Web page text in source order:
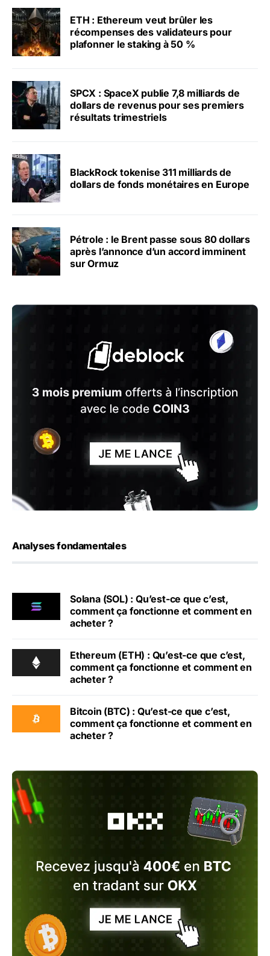
ETH : Ethereum veut brûler les
récompenses des validateurs pour
plafonner le staking à 50 %
SPCX : SpaceX publie 7,8 milliards de
dollars de revenus pour ses premiers
résultats trimestriels
BlackRock tokenise 311 milliards de
dollars de fonds monétaires en Europe
Pétrole : le Brent passe sous 80 dollars
après l’annonce d’un accord imminent
sur Ormuz
Analyses fondamentales
Solana (SOL) : Qu’est-ce que c’est,
comment ça fonctionne et comment en
acheter ?
Ethereum (ETH) : Qu’est-ce que c’est,
comment ça fonctionne et comment en
acheter ?
Bitcoin (BTC) : Qu’est-ce que c’est,
comment ça fonctionne et comment en
acheter ?